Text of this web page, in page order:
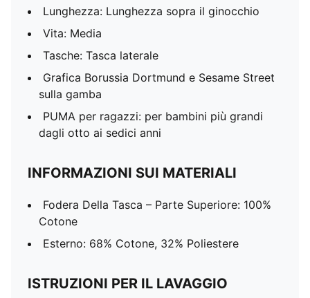
Lunghezza: Lunghezza sopra il ginocchio
Vita: Media
Tasche: Tasca laterale
Grafica Borussia Dortmund e Sesame Street
sulla gamba
PUMA per ragazzi: per bambini più grandi
dagli otto ai sedici anni
INFORMAZIONI SUI MATERIALI
Fodera Della Tasca – Parte Superiore: 100%
Cotone
Esterno: 68% Cotone, 32% Poliestere
ISTRUZIONI PER IL LAVAGGIO